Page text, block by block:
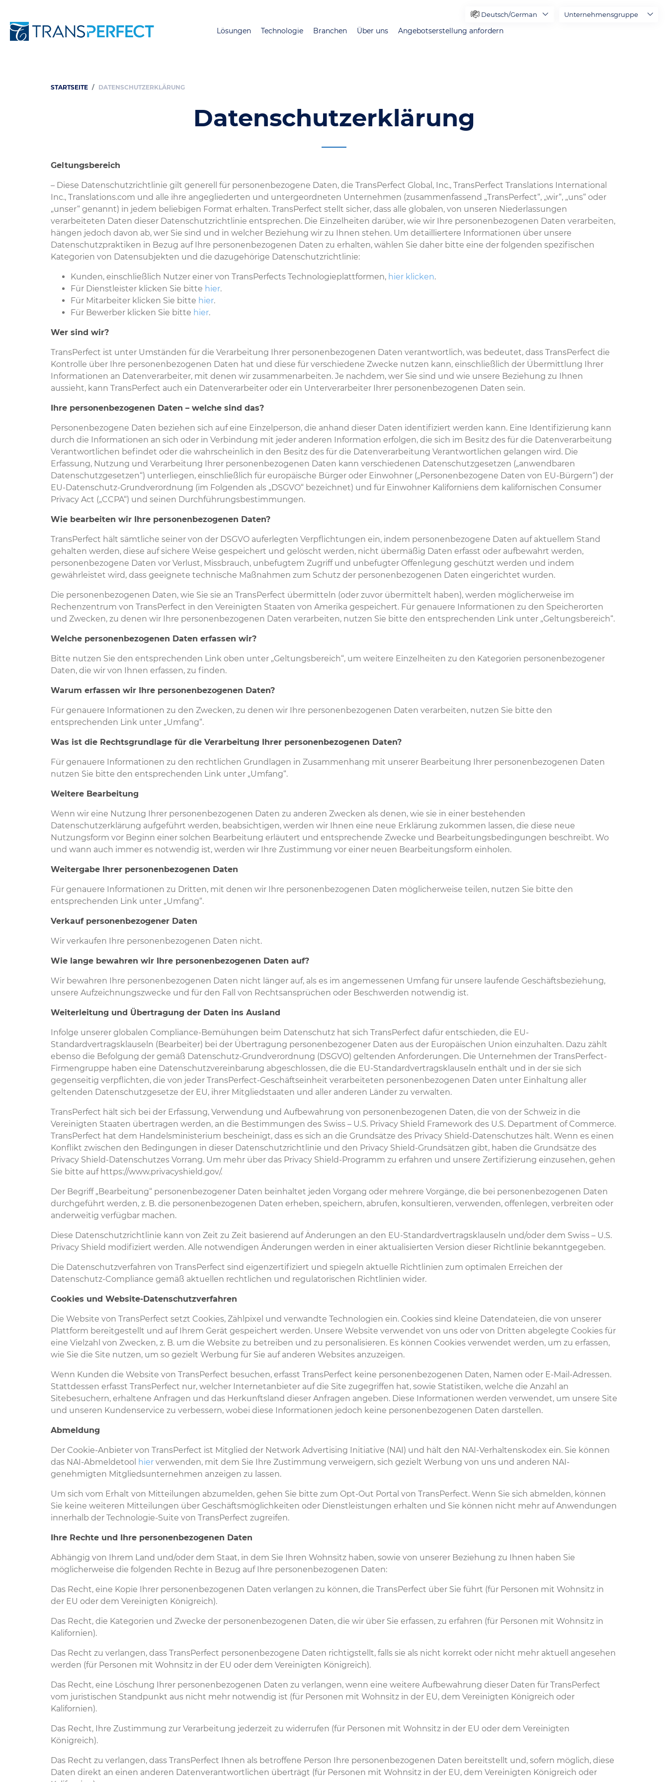
Inhalt
Lösungen Technologie Branchen Über uns Angebotserstellung anfordern
Deutsch/German Unternehmensgruppe
Pfadnavigation
STARTSEITE DATENSCHUTZERKLÄRUNG
Datenschutzerklärung
Geltungsbereich
– Diese Datenschutzrichtlinie gilt generell für personenbezogene Daten, die TransPerfect Global, Inc., TransPerfect Translations International
Inc., Translations.com und alle ihre angegliederten und untergeordneten Unternehmen (zusammenfassend „TransPerfect“, „wir“, „uns“ oder
„unser“ genannt) in jedem beliebigen Format erhalten. TransPerfect stellt sicher, dass alle globalen, von unseren Niederlassungen
verarbeiteten Daten dieser Datenschutzrichtlinie entsprechen. Die Einzelheiten darüber, wie wir Ihre personenbezogenen Daten verarbeiten,
hängen jedoch davon ab, wer Sie sind und in welcher Beziehung wir zu Ihnen stehen. Um detailliertere Informationen über unsere
Datenschutzpraktiken in Bezug auf Ihre personenbezogenen Daten zu erhalten, wählen Sie daher bitte eine der folgenden spezifischen
Kategorien von Datensubjekten und die dazugehörige Datenschutzrichtlinie:
Kunden, einschließlich Nutzer einer von TransPerfects Technologieplattformen, hier klicken.
Für Dienstleister klicken Sie bitte hier.
Für Mitarbeiter klicken Sie bitte hier.
Für Bewerber klicken Sie bitte hier.
Wer sind wir?
TransPerfect ist unter Umständen für die Verarbeitung Ihrer personenbezogenen Daten verantwortlich, was bedeutet, dass TransPerfect die
Kontrolle über Ihre personenbezogenen Daten hat und diese für verschiedene Zwecke nutzen kann, einschließlich der Übermittlung Ihrer
Informationen an Datenverarbeiter, mit denen wir zusammenarbeiten. Je nachdem, wer Sie sind und wie unsere Beziehung zu Ihnen
aussieht, kann TransPerfect auch ein Datenverarbeiter oder ein Unterverarbeiter Ihrer personenbezogenen Daten sein.
Ihre personenbezogenen Daten – welche sind das?
Personenbezogene Daten beziehen sich auf eine Einzelperson, die anhand dieser Daten identifiziert werden kann. Eine Identifizierung kann
durch die Informationen an sich oder in Verbindung mit jeder anderen Information erfolgen, die sich im Besitz des für die Datenverarbeitung
Verantwortlichen befindet oder die wahrscheinlich in den Besitz des für die Datenverarbeitung Verantwortlichen gelangen wird. Die
Erfassung, Nutzung und Verarbeitung Ihrer personenbezogenen Daten kann verschiedenen Datenschutzgesetzen („anwendbaren
Datenschutzgesetzen“) unterliegen, einschließlich für europäische Bürger oder Einwohner („Personenbezogene Daten von EU-Bürgern“) der
EU-Datenschutz-Grundverordnung (im Folgenden als „DSGVO“ bezeichnet) und für Einwohner Kaliforniens dem kalifornischen Consumer
Privacy Act („CCPA“) und seinen Durchführungsbestimmungen.
Wie bearbeiten wir Ihre personenbezogenen Daten?
TransPerfect hält sämtliche seiner von der DSGVO auferlegten Verpflichtungen ein, indem personenbezogene Daten auf aktuellem Stand
gehalten werden, diese auf sichere Weise gespeichert und gelöscht werden, nicht übermäßig Daten erfasst oder aufbewahrt werden,
personenbezogene Daten vor Verlust, Missbrauch, unbefugtem Zugriff und unbefugter Offenlegung geschützt werden und indem
gewährleistet wird, dass geeignete technische Maßnahmen zum Schutz der personenbezogenen Daten eingerichtet wurden.
Die personenbezogenen Daten, wie Sie sie an TransPerfect übermitteln (oder zuvor übermittelt haben), werden möglicherweise im
Rechenzentrum von TransPerfect in den Vereinigten Staaten von Amerika gespeichert. Für genauere Informationen zu den Speicherorten
und Zwecken, zu denen wir Ihre personenbezogenen Daten verarbeiten, nutzen Sie bitte den entsprechenden Link unter „Geltungsbereich“.
Welche personenbezogenen Daten erfassen wir?
Bitte nutzen Sie den entsprechenden Link oben unter „Geltungsbereich“, um weitere Einzelheiten zu den Kategorien personenbezogener
Daten, die wir von Ihnen erfassen, zu finden.
Warum erfassen wir Ihre personenbezogenen Daten?
Für genauere Informationen zu den Zwecken, zu denen wir Ihre personenbezogenen Daten verarbeiten, nutzen Sie bitte den
entsprechenden Link unter „Umfang“.
Was ist die Rechtsgrundlage für die Verarbeitung Ihrer personenbezogenen Daten?
Für genauere Informationen zu den rechtlichen Grundlagen in Zusammenhang mit unserer Bearbeitung Ihrer personenbezogenen Daten
nutzen Sie bitte den entsprechenden Link unter „Umfang“.
Weitere Bearbeitung
Wenn wir eine Nutzung Ihrer personenbezogenen Daten zu anderen Zwecken als denen, wie sie in einer bestehenden
Datenschutzerklärung aufgeführt werden, beabsichtigen, werden wir Ihnen eine neue Erklärung zukommen lassen, die diese neue
Nutzungsform vor Beginn einer solchen Bearbeitung erläutert und entsprechende Zwecke und Bearbeitungsbedingungen beschreibt. Wo
und wann auch immer es notwendig ist, werden wir Ihre Zustimmung vor einer neuen Bearbeitungsform einholen.
Weitergabe Ihrer personenbezogenen Daten
Für genauere Informationen zu Dritten, mit denen wir Ihre personenbezogenen Daten möglicherweise teilen, nutzen Sie bitte den
entsprechenden Link unter „Umfang“.
Verkauf personenbezogener Daten
Wir verkaufen Ihre personenbezogenen Daten nicht.
Wie lange bewahren wir Ihre personenbezogenen Daten auf?
Wir bewahren Ihre personenbezogenen Daten nicht länger auf, als es im angemessenen Umfang für unsere laufende Geschäftsbeziehung,
unsere Aufzeichnungszwecke und für den Fall von Rechtsansprüchen oder Beschwerden notwendig ist.
Weiterleitung und Übertragung der Daten ins Ausland
Infolge unserer globalen Compliance-Bemühungen beim Datenschutz hat sich TransPerfect dafür entschieden, die EU-
Standardvertragsklauseln (Bearbeiter) bei der Übertragung personenbezogener Daten aus der Europäischen Union einzuhalten. Dazu zählt
ebenso die Befolgung der gemäß Datenschutz-Grundverordnung (DSGVO) geltenden Anforderungen. Die Unternehmen der TransPerfect-
Firmengruppe haben eine Datenschutzvereinbarung abgeschlossen, die die EU-Standardvertragsklauseln enthält und in der sie sich
gegenseitig verpflichten, die von jeder TransPerfect-Geschäftseinheit verarbeiteten personenbezogenen Daten unter Einhaltung aller
geltenden Datenschutzgesetze der EU, ihrer Mitgliedstaaten und aller anderen Länder zu verwalten.
TransPerfect hält sich bei der Erfassung, Verwendung und Aufbewahrung von personenbezogenen Daten, die von der Schweiz in die
Vereinigten Staaten übertragen werden, an die Bestimmungen des Swiss – U.S. Privacy Shield Framework des U.S. Department of Commerce.
TransPerfect hat dem Handelsministerium bescheinigt, dass es sich an die Grundsätze des Privacy Shield-Datenschutzes hält. Wenn es einen
Konflikt zwischen den Bedingungen in dieser Datenschutzrichtlinie und den Privacy Shield-Grundsätzen gibt, haben die Grundsätze des
Privacy Shield-Datenschutzes Vorrang. Um mehr über das Privacy Shield-Programm zu erfahren und unsere Zertifizierung einzusehen, gehen
Sie bitte auf https://www.privacyshield.gov/.
Der Begriff „Bearbeitung“ personenbezogener Daten beinhaltet jeden Vorgang oder mehrere Vorgänge, die bei personenbezogenen Daten
durchgeführt werden, z. B. die personenbezogenen Daten erheben, speichern, abrufen, konsultieren, verwenden, offenlegen, verbreiten oder
anderweitig verfügbar machen.
Diese Datenschutzrichtlinie kann von Zeit zu Zeit basierend auf Änderungen an den EU-Standardvertragsklauseln und/oder dem Swiss – U.S.
Privacy Shield modifiziert werden. Alle notwendigen Änderungen werden in einer aktualisierten Version dieser Richtlinie bekanntgegeben.
Die Datenschutzverfahren von TransPerfect sind eigenzertifiziert und spiegeln aktuelle Richtlinien zum optimalen Erreichen der
Datenschutz-Compliance gemäß aktuellen rechtlichen und regulatorischen Richtlinien wider.
Cookies und Website-Datenschutzverfahren
Die Website von TransPerfect setzt Cookies, Zählpixel und verwandte Technologien ein. Cookies sind kleine Datendateien, die von unserer
Plattform bereitgestellt und auf Ihrem Gerät gespeichert werden. Unsere Website verwendet von uns oder von Dritten abgelegte Cookies für
eine Vielzahl von Zwecken, z. B. um die Website zu betreiben und zu personalisieren. Es können Cookies verwendet werden, um zu erfassen,
wie Sie die Site nutzen, um so gezielt Werbung für Sie auf anderen Websites anzuzeigen.
Wenn Kunden die Website von TransPerfect besuchen, erfasst TransPerfect keine personenbezogenen Daten, Namen oder E-Mail-Adressen.
Stattdessen erfasst TransPerfect nur, welcher Internetanbieter auf die Site zugegriffen hat, sowie Statistiken, welche die Anzahl an
Sitebesuchern, erhaltene Anfragen und das Herkunftsland dieser Anfragen angeben. Diese Informationen werden verwendet, um unsere Site
und unseren Kundenservice zu verbessern, wobei diese Informationen jedoch keine personenbezogenen Daten darstellen.
Abmeldung
Der Cookie-Anbieter von TransPerfect ist Mitglied der Network Advertising Initiative (NAI) und hält den NAI-Verhaltenskodex ein. Sie können
das NAI-Abmeldetool hier verwenden, mit dem Sie Ihre Zustimmung verweigern, sich gezielt Werbung von uns und anderen NAI-
genehmigten Mitgliedsunternehmen anzeigen zu lassen.
Um sich vom Erhalt von Mitteilungen abzumelden, gehen Sie bitte zum Opt-Out Portal von TransPerfect. Wenn Sie sich abmelden, können
Sie keine weiteren Mitteilungen über Geschäftsmöglichkeiten oder Dienstleistungen erhalten und Sie können nicht mehr auf Anwendungen
innerhalb der Technologie-Suite von TransPerfect zugreifen.
Ihre Rechte und Ihre personenbezogenen Daten
Abhängig von Ihrem Land und/oder dem Staat, in dem Sie Ihren Wohnsitz haben, sowie von unserer Beziehung zu Ihnen haben Sie
möglicherweise die folgenden Rechte in Bezug auf Ihre personenbezogenen Daten:
Das Recht, eine Kopie Ihrer personenbezogenen Daten verlangen zu können, die TransPerfect über Sie führt (für Personen mit Wohnsitz in
der EU oder dem Vereinigten Königreich).
Das Recht, die Kategorien und Zwecke der personenbezogenen Daten, die wir über Sie erfassen, zu erfahren (für Personen mit Wohnsitz in
Kalifornien).
Das Recht zu verlangen, dass TransPerfect personenbezogene Daten richtigstellt, falls sie als nicht korrekt oder nicht mehr aktuell angesehen
werden (für Personen mit Wohnsitz in der EU oder dem Vereinigten Königreich).
Das Recht, eine Löschung Ihrer personenbezogenen Daten zu verlangen, wenn eine weitere Aufbewahrung dieser Daten für TransPerfect
vom juristischen Standpunkt aus nicht mehr notwendig ist (für Personen mit Wohnsitz in der EU, dem Vereinigten Königreich oder
Kalifornien).
Das Recht, Ihre Zustimmung zur Verarbeitung jederzeit zu widerrufen (für Personen mit Wohnsitz in der EU oder dem Vereinigten
Königreich).
Das Recht zu verlangen, dass TransPerfect Ihnen als betroffene Person Ihre personenbezogenen Daten bereitstellt und, sofern möglich, diese
Daten direkt an einen anderen Datenverantwortlichen überträgt (für Personen mit Wohnsitz in der EU, dem Vereinigten Königreich oder